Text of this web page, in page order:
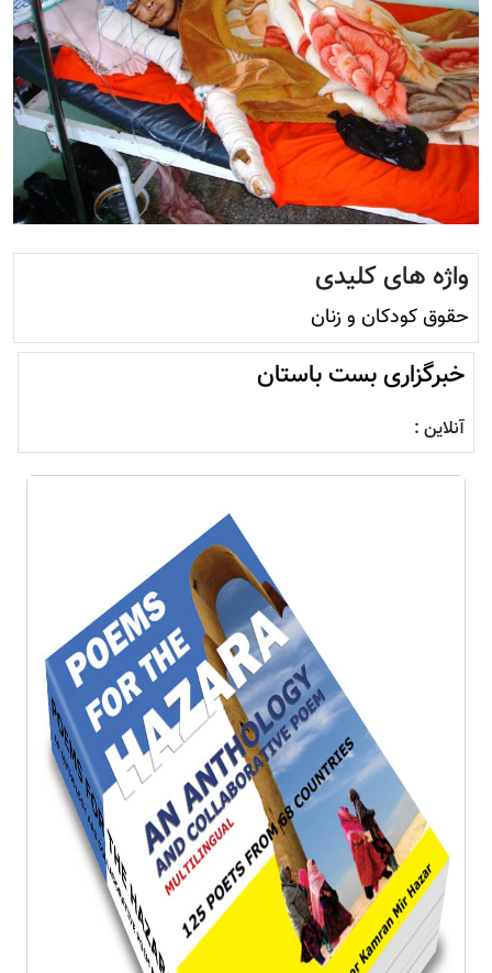
واژه های کلیدی
حقوق کودکان و زنان
خبرگزاری بست باستان
آنلاین :